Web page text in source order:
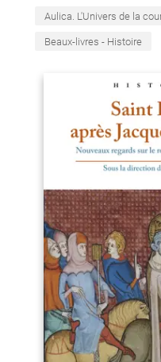
Aulica. L'Univers de la
Beaux-livres - Histoire